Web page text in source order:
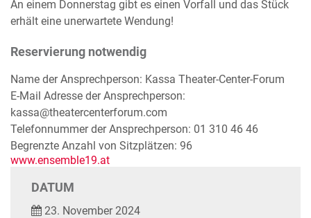
An einem Donnerstag gibt es einen Vorfall und das Stück
erhält eine unerwartete Wendung!
Reservierung notwendig
Name der Ansprechperson: Kassa Theater-Center-Forum
E-Mail Adresse der Ansprechperson:
kassa@theatercenterforum.com
Telefonnummer der Ansprechperson: 01 310 46 46
Begrenzte Anzahl von Sitzplätzen: 96
www.ensemble19.at
DATUM
23. November 2024